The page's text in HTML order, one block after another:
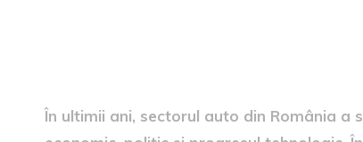
În ultimii ani, sectorul auto din România